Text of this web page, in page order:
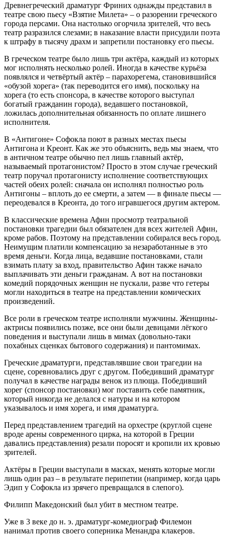
Древнегреческий драматург Фриних однажды представил в
театре свою пьесу «Взятие Милета» – о разорении греческого
города персами. Она настолько огорчила зрителей, что весь
театр разразился слезами; в наказание власти присудили поэта
к штрафу в тысячу драхм и запретили постановку его пьесы.
В греческом театре было лишь три актёра, каждый из которых
мог исполнять несколько ролей. Иногда в качестве курьёза
появлялся и четвёртый актёр – парахорегема, становившийся
«обузой хорега» (так переводится его имя), поскольку на
хорега (то есть спонсора, в качестве которого выступал
богатый гражданин города), ведавшего постановкой,
ложилась дополнительная обязанность по оплате лишнего
исполнителя.
В «Антигоне» Софокла поют в разных местах пьесы
Антигона и Креонт. Как же это объяснить, ведь мы знаем, что
в античном театре обычно пел лишь главный актёр,
называемый протагонистом? Просто в этом случае греческий
театр поручал протагонисту исполнение соответствующих
частей обеих ролей: сначала он исполнял полностью роль
Антигоны – вплоть до ее смерти, а затем — в финале пьесы —
переодевался в Креонта, до того игравшегося другим актером.
В классические времена Афин просмотр театральной
постановки трагедии был обязателен для всех жителей Афин,
кроме рабов. Поэтому на представлении собирался весь город.
Неимущим платили компенсацию за незаработанные в это
время деньги. Когда лица, ведавшие постановками, стали
взимать плату за вход, правительство Афин также начало
выплачивать эти деньги гражданам. А вот на постановки
комедий порядочных женщин не пускали, разве что гетеры
могли находиться в театре на представлении комических
произведений.
Все роли в греческом театре исполняли мужчины. Женщины-
актрисы появились позже, все они были девицами лёгкого
поведения и выступали лишь в мимах (довольно-таки
похабных сценках бытового содержания) и пантомимах.
Греческие драматурги, представлявшие свои трагедии на
сцене, соревновались друг с другом. Победивший драматург
получал в качестве награды венок из плюща. Победивший
хорег (спонсор постановки) мог поставить себе памятник,
который никогда не делался с натуры и на котором
указывалось и имя хорега, и имя драматурга.
Перед представлением трагедий на орхестре (круглой сцене
вроде арены современного цирка, на которой в Греции
давались представления) резали поросят и кропили их кровью
зрителей.
Актёры в Греции выступали в масках, менять которые могли
лишь один раз – в результате перипетии (например, когда царь
Эдип у Софокла из зрячего превращался в слепого).
Филипп Македонский был убит в местном театре.
Уже в 3 веке до н. э. драматург-комедиограф Филемон
нанимал против своего соперника Менандра клакеров.